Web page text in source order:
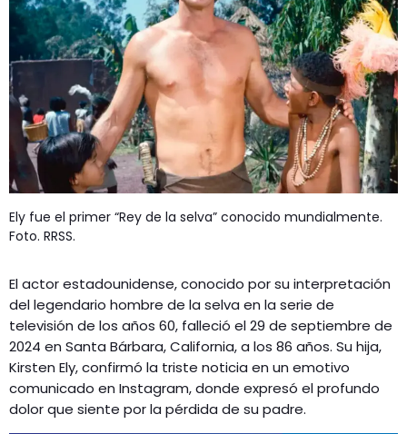
MÚSICA
ENTRETENIMIENTO
RADIO SPLENDID
CONTACTO
Ely fue el primer “Rey de la selva” conocido mundialmente.
Foto. RRSS.
El actor estadounidense, conocido por su interpretación
del legendario hombre de la selva en la serie de
televisión de los años 60, falleció el 29 de septiembre de
2024 en Santa Bárbara, California, a los 86 años. Su hija,
Kirsten Ely, confirmó la triste noticia en un emotivo
comunicado en Instagram, donde expresó el profundo
dolor que siente por la pérdida de su padre.